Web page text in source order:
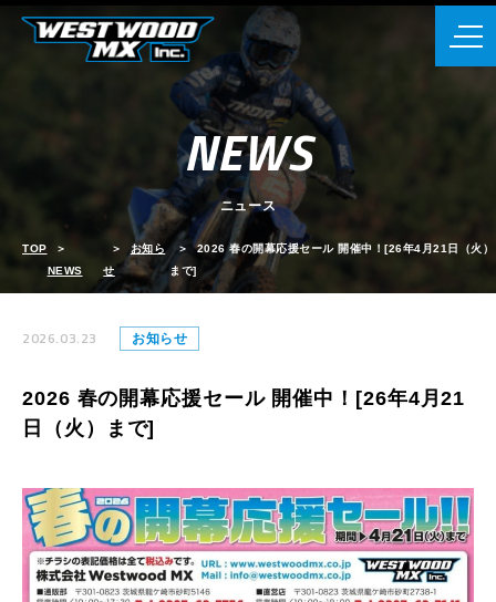
NEWS
ニュース
TOP
NEWS
お知ら
せ
2026 春の開幕応援セール 開催中！[26年4月21日（火）
まで]
2026.03.23 お知らせ
2026 春の開幕応援セール 開催中！[26年4月21
日（火）まで]